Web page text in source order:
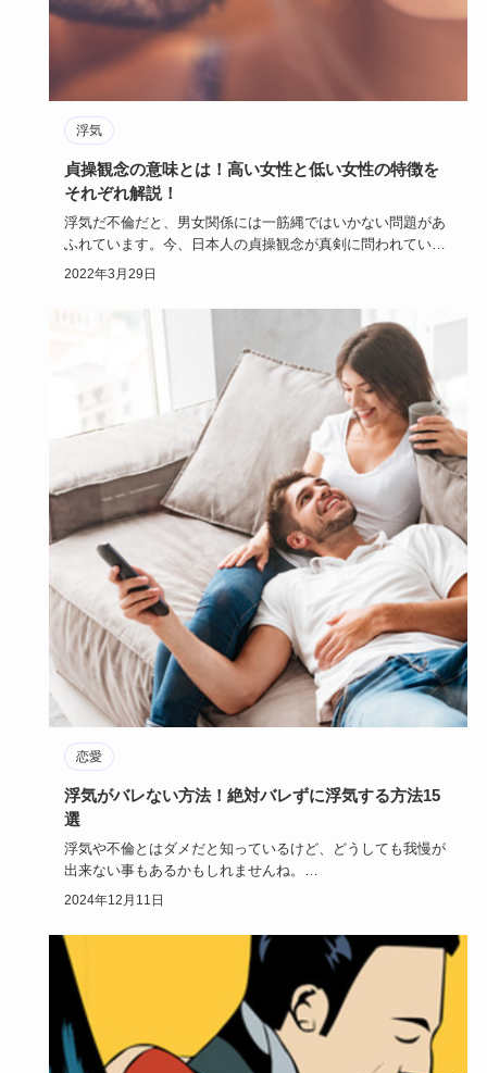
浮気
貞操観念の意味とは！高い女性と低い女性の特徴を
それぞれ解説！
浮気だ不倫だと、男女関係には一筋縄ではいかない問題があ
ふれています。今、日本人の貞操観念が真剣に問われていま
す。この記事で…
2022年3月29日
恋愛
浮気がバレない方法！絶対バレずに浮気する方法15
選
浮気や不倫とはダメだと知っているけど、どうしても我慢が
出来ない事もあるかもしれませんね。
ですが、本命の恋人とは別れたく…
2024年12月11日